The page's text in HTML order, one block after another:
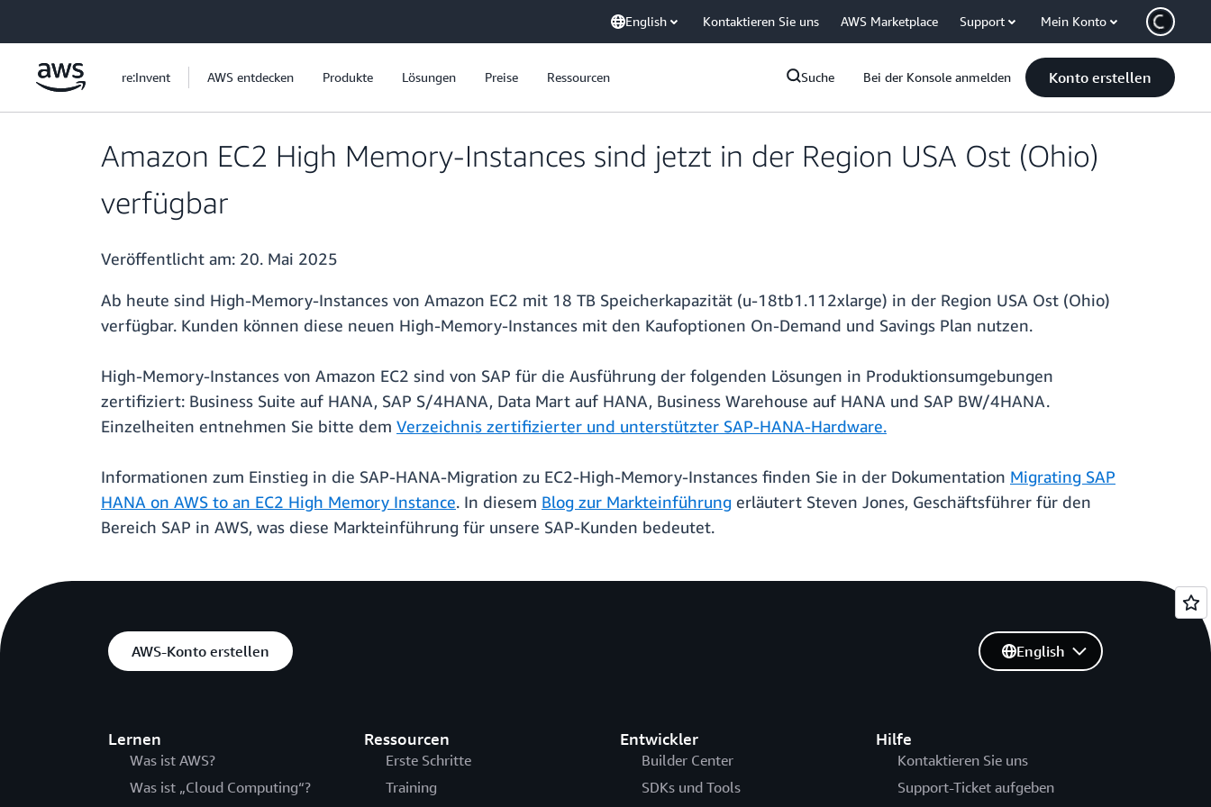
English Kontaktieren Sie uns AWS Marketplace Support Mein Konto
re:Invent AWS entdecken Produkte Lösungen Preise Ressourcen Suche Bei der Konsole anmelden Konto erstellen
Amazon EC2 High Memory-Instances sind jetzt in der Region USA Ost (Ohio)
verfügbar
Veröffentlicht am: 20. Mai 2025
Ab heute sind High-Memory-Instances von Amazon EC2 mit 18 TB Speicherkapazität (u-18tb1.112xlarge) in der Region USA Ost (Ohio)
verfügbar. Kunden können diese neuen High-Memory-Instances mit den Kaufoptionen On-Demand und Savings Plan nutzen.
High-Memory-Instances von Amazon EC2 sind von SAP für die Ausführung der folgenden Lösungen in Produktionsumgebungen
zertifiziert: Business Suite auf HANA, SAP S/4HANA, Data Mart auf HANA, Business Warehouse auf HANA und SAP BW/4HANA.
Einzelheiten entnehmen Sie bitte dem Verzeichnis zertifizierter und unterstützter SAP-HANA-Hardware.
Informationen zum Einstieg in die SAP-HANA-Migration zu EC2-High-Memory-Instances finden Sie in der Dokumentation Migrating SAP
HANA on AWS to an EC2 High Memory Instance. In diesem Blog zur Markteinführung erläutert Steven Jones, Geschäftsführer für den
Bereich SAP in AWS, was diese Markteinführung für unsere SAP-Kunden bedeutet.
AWS-Konto erstellen
Lernen
Was ist AWS?
Was ist „Cloud Computing“?
Ressourcen
Erste Schritte
Training
Entwickler
Builder Center
SDKs und Tools
Hilfe
Kontaktieren Sie uns
Support-Ticket aufgeben
English